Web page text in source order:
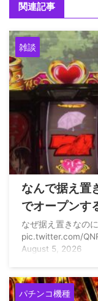
関連記事
雑談
なんで据え置
でオープンす
なぜ据え置きなの
pic.twitter.com/
August 5, 2026
パチンコ機種